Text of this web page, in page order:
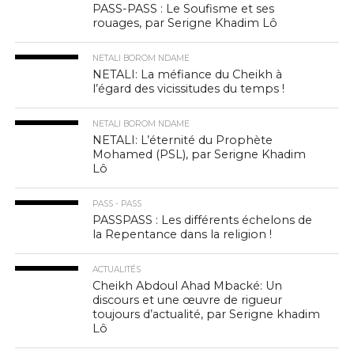
PASS-PASS : Le Soufisme et ses
rouages, par Serigne Khadim Lô
NETALI BOROM NDAME
NETALI: La méfiance du Cheikh à
l’égard des vicissitudes du temps !
NETALI BOROM NDAME
NETALI: L’éternité du Prophète
Mohamed (PSL), par Serigne Khadim
Lô
PASS - PASS
PASSPASS : Les différents échelons de
la Repentance dans la religion !
ACTUALITÉS
Cheikh Abdoul Ahad Mbacké: Un
discours et une œuvre de rigueur
toujours d’actualité, par Serigne khadim
Lô